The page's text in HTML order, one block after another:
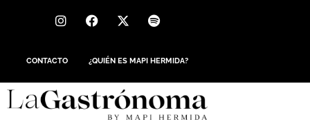
CONTACTO ¿QUIÉN ES MAPI HERMIDA?